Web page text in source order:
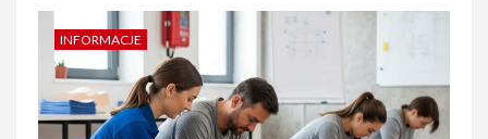
INFORMACJE